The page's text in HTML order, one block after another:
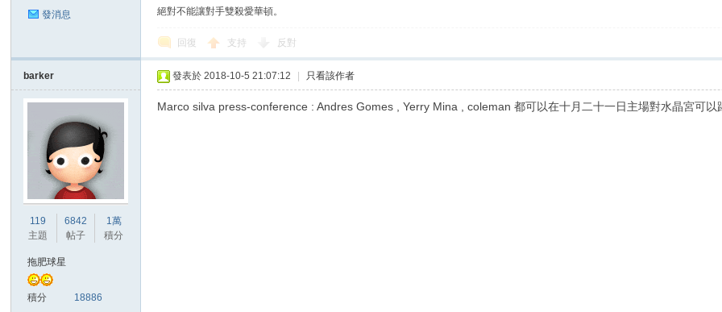
發消息 絕對不能讓對手雙殺愛華頓。
回復 支持 反對
barker
119
主題
6842
帖子
1萬
積分
拖肥球星
積分 18886
發表於 2018-10-5 21:07:12 只看該作者
Marco silva press-conference : Andres Gomes , Yerry Mina , coleman 都可以在十月二十一日主場對水晶宮可以